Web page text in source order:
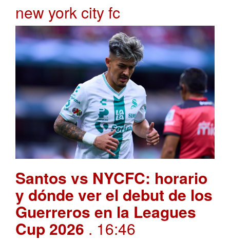
new york city fc
Santos vs NYCFC: horario
y dónde ver el debut de los
Guerreros en la Leagues
Cup 2026 . 16:46